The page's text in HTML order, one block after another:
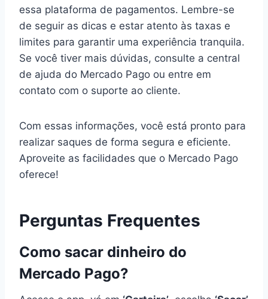
essa plataforma de pagamentos. Lembre-se
de seguir as dicas e estar atento às taxas e
limites para garantir uma experiência tranquila.
Se você tiver mais dúvidas, consulte a central
de ajuda do Mercado Pago ou entre em
contato com o suporte ao cliente.
Com essas informações, você está pronto para
realizar saques de forma segura e eficiente.
Aproveite as facilidades que o Mercado Pago
oferece!
Perguntas Frequentes
Como sacar dinheiro do
Mercado Pago?